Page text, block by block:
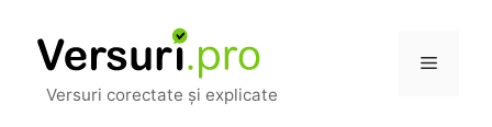
conținut
Versuri corectate și explicate
Meniu